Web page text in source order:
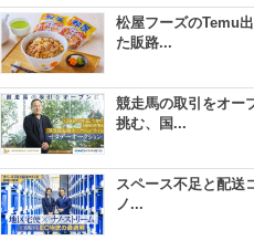
松屋フーズのTemu
た販路...
競走馬の取引をオ
挑む、国...
スペース不足と配
ノ...